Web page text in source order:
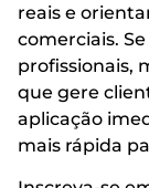
reais e
comerciais.
profissionais,
que gere
aplicação
mais rápida